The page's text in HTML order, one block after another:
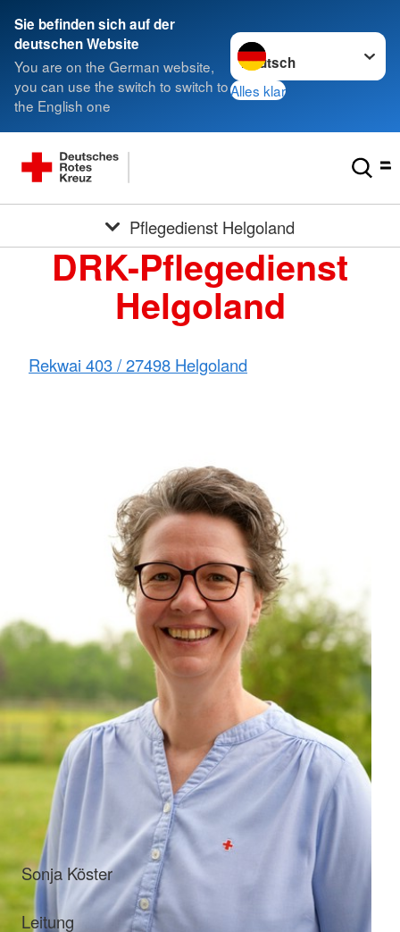
Sie befinden sich auf der
deutschen Website
You are on the German website,
you can use the switch to switch to
the English one
Sprache wechseln zu
Alles klar
Pflegedienst Helgoland
DRK-Pflegedienst
Helgoland
Rekwai 403 / 27498 Helgoland
Sonja Köster
Leitung